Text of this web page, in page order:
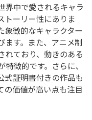
界中で愛されるキャラ
トーリー性にありま
象徴的なキャラクター
ます。また、アニメ制
れており、動きのある
徴的です。さらに、
式証明書付きの作品も
の価値が高い点も注目